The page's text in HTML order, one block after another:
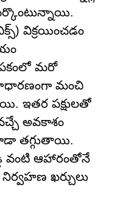
విక్రయించడం
మరో
మంచి
ఇతర పక్షులతో
అవకాశం
తగ్గుతాయి.
వంటి ఆహారంతోనే
నిర్వహణ ఖర్చులు